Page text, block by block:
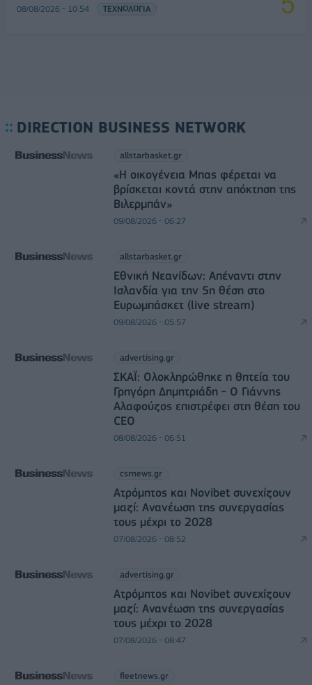
08/08/2026 - 10:54 ΤΕΧΝΟΛΟΓΙΑ
DIRECTION BUSINESS NETWORK
allstarbasket.gr
«Η οικογένεια Μπας φέρεται να
βρίσκεται κοντά στην απόκτηση της
Βιλερμπάν»
09/08/2026 - 06:27
allstarbasket.gr
Εθνική Νεανίδων: Απέναντι στην
Ισλανδία για την 5η θέση στο
Ευρωμπάσκετ (live stream)
09/08/2026 - 05:57
advertising.gr
ΣΚΑΪ: Ολοκληρώθηκε η θητεία του
Γρηγόρη Δημητριάδη - Ο Γιάννης
Αλαφούζος επιστρέφει στη θέση του
CEO
08/08/2026 - 06:51
csrnews.gr
Ατρόμητος και Novibet συνεχίζουν
μαζί: Ανανέωση της συνεργασίας
τους μέχρι το 2028
07/08/2026 - 08:52
advertising.gr
Ατρόμητος και Novibet συνεχίζουν
μαζί: Ανανέωση της συνεργασίας
τους μέχρι το 2028
07/08/2026 - 08:47
fleetnews.gr